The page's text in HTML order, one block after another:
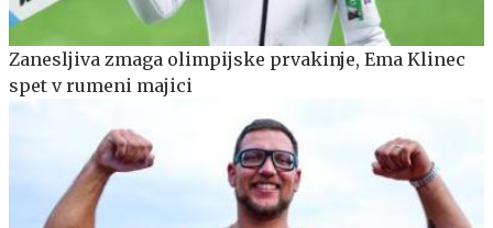
Zanesljiva zmaga olimpijske prvakinje, Ema Klinec
spet v rumeni majici